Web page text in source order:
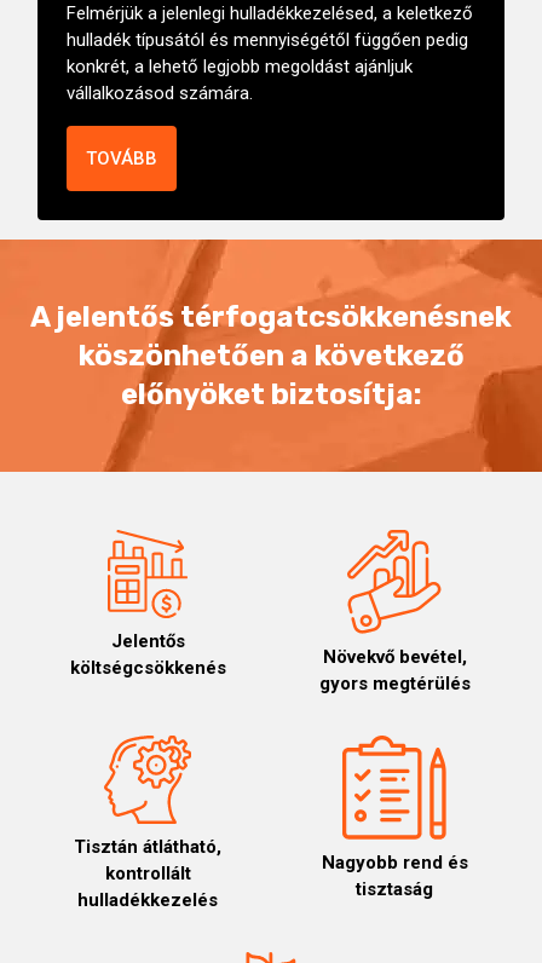
Felmérjük a jelenlegi hulladékkezelésed, a keletkező
hulladék típusától és mennyiségétől függően pedig
konkrét, a lehető legjobb megoldást ajánljuk
vállalkozásod számára.
TOVÁBB
A jelentős térfogatcsökkenésnek
köszönhetően a következő
előnyöket biztosítja:
Jelentős
költségcsökkenés
Növekvő bevétel,
gyors megtérülés
Tisztán átlátható,
kontrollált
hulladékkezelés
Nagyobb rend és
tisztaság